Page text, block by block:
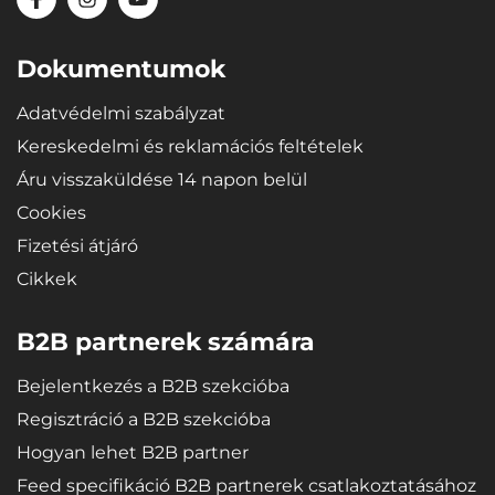
Anyagok
mikropórusos SBR gumi extrém rugalmasságot biztosít a
tálcáknak, így hajlításkor (pl. tárolás során) a tálca visszanyeri
Dokumentumok
Adatvédelmi szabályzat
Kereskedelmi és reklamációs feltételek
Áru visszaküldése 14 napon belül
Cookies
Fizetési átjáró
Cikkek
B2B partnerek számára
Bejelentkezés a B2B szekcióba
Regisztráció a B2B szekcióba
Hogyan lehet B2B partner
Feed specifikáció B2B partnerek csatlakoztatásához